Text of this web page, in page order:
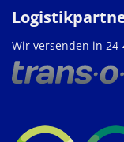
Wir versenden in